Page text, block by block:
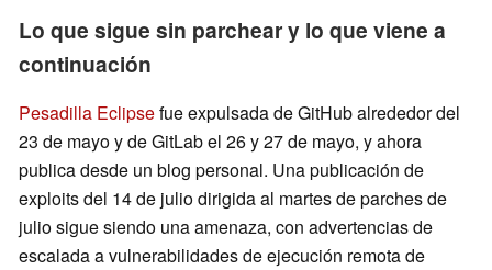
Lo que sigue sin parchear y lo que viene a
continuación
Pesadilla Eclipsefue expulsada de GitHub alrededor del
23 de mayo y de GitLab el 26 y 27 de mayo, y ahora
publica desde un blog personal. Una publicación de
exploits del 14 de julio dirigida al martes de parches de
julio sigue siendo una amenaza, con advertencias de
escalada a vulnerabilidades de ejecución remota de